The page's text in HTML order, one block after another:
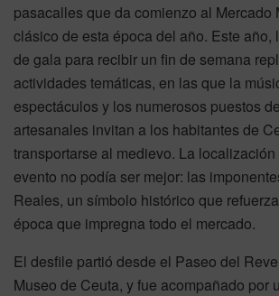
pasacalles que da comienzo al Mercado
clásico de esta época del año. Este año,
de gala para recibir un fin de semana
actividades temáticas, en las que la
espectáculos y los numerosos puestos
artesanales invitan a los habitantes de
transportarse al medievo. La
evento no podía ser mejor: las
Reales, un símbolo histórico que
época que impregna todo el mercado.
El desfile partió desde el Paseo del
Museo de Ceuta, y fue acompañado por